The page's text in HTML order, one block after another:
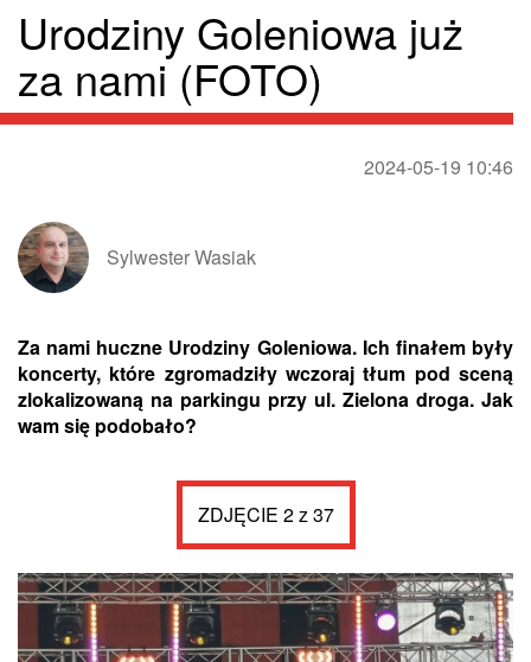
Urodziny Goleniowa już
za nami (FOTO)
2024-05-19 10:46
Sylwester Wasiak
Za nami huczne Urodziny Goleniowa. Ich finałem były
koncerty, które zgromadziły wczoraj tłum pod sceną
zlokalizowaną na parkingu przy ul. Zielona droga. Jak
wam się podobało?
ZDJĘCIE 2 z 37